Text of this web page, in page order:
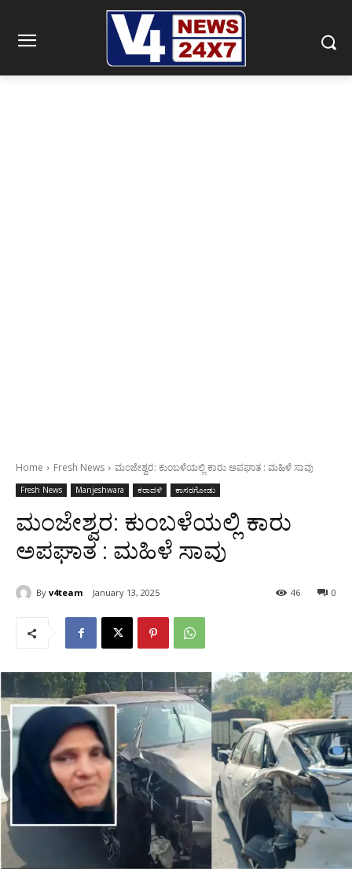
Home Fresh News ಮಂಜೇಶ್ವರ: ಕುಂಬಳೆಯಲ್ಲಿ ಕಾರು ಅಪಘಾತ : ಮಹಿಳೆ ಸಾವು
Fresh News Manjeshwara ಕರಾವಳಿ ಕಾಸರಗೋಡು
ಮಂಜೇಶ್ವರ: ಕುಂಬಳೆಯಲ್ಲಿ ಕಾರು
ಅಪಘಾತ : ಮಹಿಳೆ ಸಾವು
By v4team January 13, 2025 0
46